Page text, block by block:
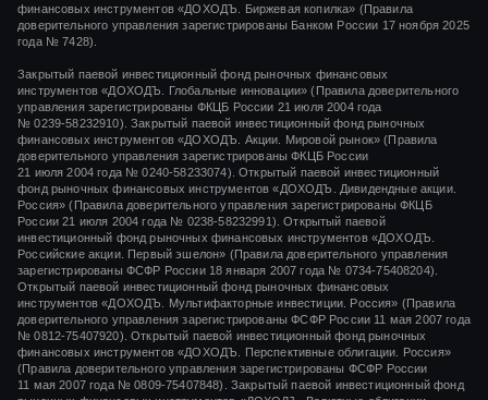
финансовых инструментов «ДОХОДЪ. Биржевая копилка» (Правила
доверительного управления зарегистрированы Банком России 17 ноября 2025
года № 7428).
Закрытый паевой инвестиционный фонд рыночных финансовых
инструментов «ДОХОДЪ. Глобальные инновации» (Правила доверительного
управления зарегистрированы ФКЦБ России 21 июля 2004 года
№ 0239-58232910). Закрытый паевой инвестиционный фонд рыночных
финансовых инструментов «ДОХОДЪ. Акции. Мировой рынок» (Правила
доверительного управления зарегистрированы ФКЦБ России
21 июля 2004 года № 0240-58233074). Открытый паевой инвестиционный
фонд рыночных финансовых инструментов «ДОХОДЪ. Дивидендные акции.
Россия» (Правила доверительного управления зарегистрированы ФКЦБ
России21 июля 2004 года № 0238-58232991). Открытый паевой
инвестиционный фонд рыночных финансовых инструментов «ДОХОДЪ.
Российские акции. Первый эшелон» (Правила доверительного управления
зарегистрированы ФСФР России 18 января 2007 года № 0734-75408204).
Открытый паевой инвестиционный фонд рыночных финансовых
инструментов «ДОХОДЪ. Мультифакторные инвестиции. Россия» (Правила
доверительного управления зарегистрированы ФСФР России 11 мая 2007 года
№ 0812-75407920). Открытый паевой инвестиционный фонд рыночных
финансовых инструментов «ДОХОДЪ. Перспективные облигации. Россия»
(Правила доверительного управления зарегистрированы ФСФР России
11 мая 2007 года № 0809-75407848).
Закрытый паевой инвестиционный фонд